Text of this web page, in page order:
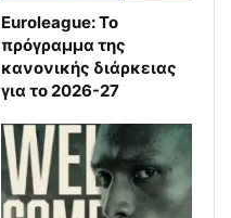
Euroleague: Το
πρόγραμμα της
κανονικής διάρκειας
για το 2026-27